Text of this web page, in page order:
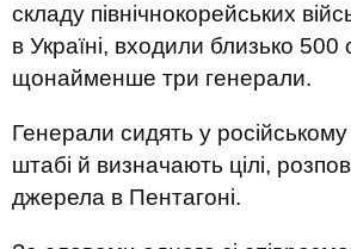
складу північнокорейських
в Україні, входили близько 500
щонайменше три генерали.
Генерали сидять у
штабі й визначають цілі,
джерела в Пентагоні.